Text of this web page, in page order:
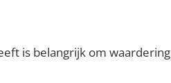
is belangrijk om waardering